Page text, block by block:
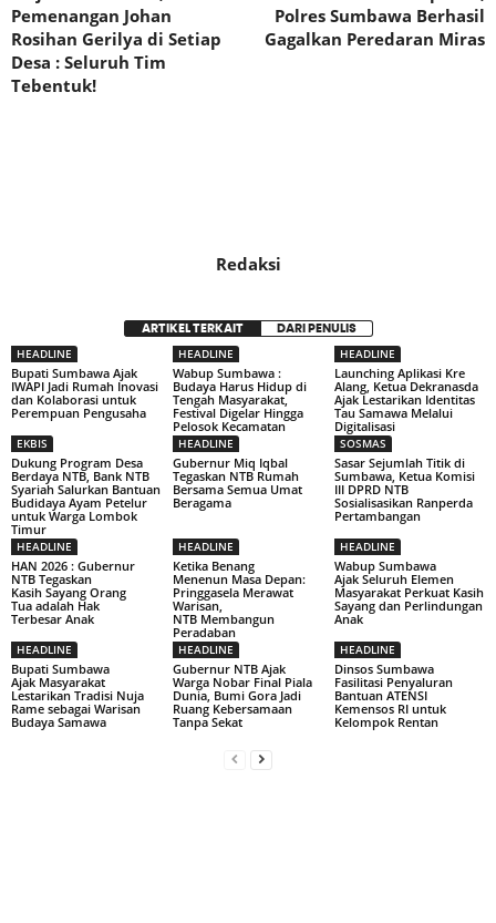
Pemenangan Johan
Rosihan Gerilya di Setiap
Desa : Seluruh Tim
Tebentuk!
Polres Sumbawa Berhasil
Gagalkan Peredaran Miras
Redaksi
ARTIKEL TERKAIT DARI PENULIS
HEADLINE
Bupati Sumbawa Ajak
IWAPI Jadi Rumah Inovasi
dan Kolaborasi untuk
Perempuan Pengusaha
HEADLINE
Wabup Sumbawa :
Budaya Harus Hidup di
Tengah Masyarakat,
Festival Digelar Hingga
Pelosok Kecamatan
HEADLINE
Launching Aplikasi Kre
Alang, Ketua Dekranasda
Ajak Lestarikan Identitas
Tau Samawa Melalui
Digitalisasi
EKBIS
Dukung Program Desa
Berdaya NTB, Bank NTB
Syariah Salurkan Bantuan
Budidaya Ayam Petelur
untuk Warga Lombok
Timur
HEADLINE
Gubernur Miq Iqbal
Tegaskan NTB Rumah
Bersama Semua Umat
Beragama
SOSMAS
Sasar Sejumlah Titik di
Sumbawa, Ketua Komisi
III DPRD NTB
Sosialisasikan Ranperda
Pertambangan
HEADLINE
HAN 2026 : Gubernur
NTB Tegaskan
Kasih Sayang Orang
Tua adalah Hak
Terbesar Anak
HEADLINE
Ketika Benang
Menenun Masa Depan:
Pringgasela Merawat
Warisan,
NTB Membangun
Peradaban
HEADLINE
Wabup Sumbawa
Ajak Seluruh Elemen
Masyarakat Perkuat Kasih
Sayang dan Perlindungan
Anak
HEADLINE
Bupati Sumbawa
Ajak Masyarakat
Lestarikan Tradisi Nuja
Rame sebagai Warisan
Budaya Samawa
HEADLINE
Gubernur NTB Ajak
Warga Nobar Final Piala
Dunia, Bumi Gora Jadi
Ruang Kebersamaan
Tanpa Sekat
HEADLINE
Dinsos Sumbawa
Fasilitasi Penyaluran
Bantuan ATENSI
Kemensos RI untuk
Kelompok Rentan